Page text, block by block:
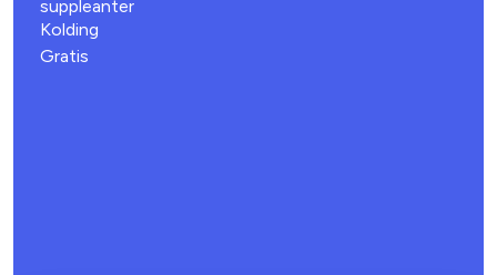
suppleanter
Kolding
Gratis